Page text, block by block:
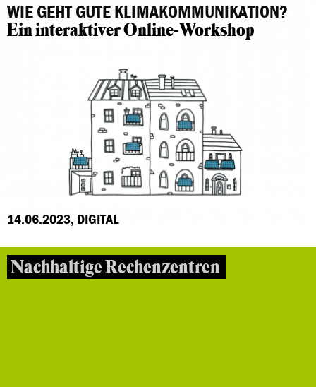
WIE GEHT GUTE KLIMAKOMMUNIKATION?
Ein interaktiver Online-Workshop
14.06.2023, DIGITAL
Nachhaltige Rechenzentren